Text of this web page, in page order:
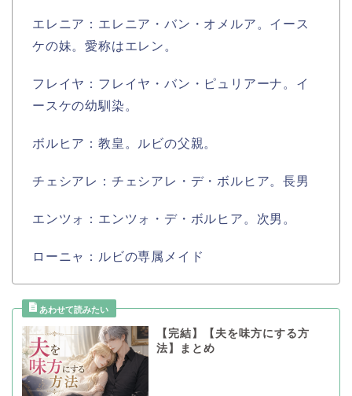
エレニア：エレニア・バン・オメルア。イース
ケの妹。愛称はエレン。
フレイヤ：フレイヤ・バン・ピュリアーナ。イ
ースケの幼馴染。
ボルヒア：教皇。ルビの父親。
チェシアレ：チェシアレ・デ・ボルヒア。長男
エンツォ：エンツォ・デ・ボルヒア。次男。
ローニャ：ルビの専属メイド
【完結】【夫を味方にする方
法】まとめ